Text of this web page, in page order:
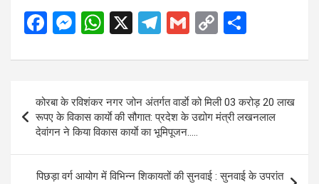
F
ce
o
o
k
M
se
n
g
er
W
at
A
p
p
X
T
e
gr
a
m
G
ail
C
py
Li
n
ar
e
Post
navigation
कोरबा के रविशंकर नगर जोन अंतर्गत वार्डाे को मिली 03 करोड़ 20 लाख
रूपए के विकास कार्याे की सौगात: प्रदेश के उद्योग मंत्री लखनलाल
देवांगन ने किया विकास कार्याे का भूमिपूजन…..
पिछड़ा वर्ग आयोग में विभिन्न शिकायतों की सुनवाई : सुनवाई के उपरांत